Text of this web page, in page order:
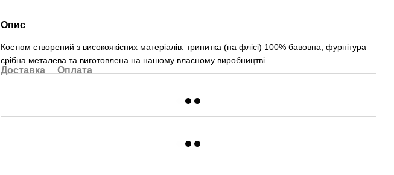
Опис
Костюм створений з високоякісних матеріалів: тринитка (на флісі) 100% бавовна, фурнітура
срібна металева та виготовлена на нашому власному виробництві
Доставка Оплата